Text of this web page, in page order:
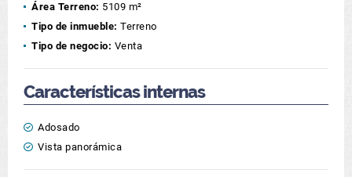
Área Terreno: 5109 m²
Tipo de inmueble: Terreno
Tipo de negocio: Venta
Características internas
Adosado
Vista panorámica